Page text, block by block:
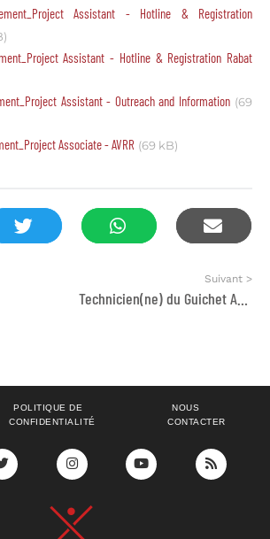
Assistant - Hotline & Registration
Assistant - Hotline & Registration Rabat
Assistant - Outreach and Information (69
Associate - AVRR (69 kB)
Suivant >
Technicien(ne) du Guichet Auto Emploi
POLITIQUE DE
CONFIDENTIALITÉ
NOUS
CONTACTER